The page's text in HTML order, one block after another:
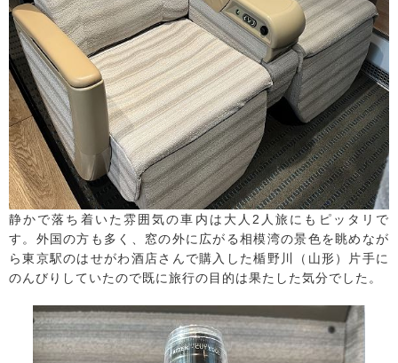
静かで落ち着いた雰囲気の車内は大人2人旅にもピッタリで
す。外国の方も多く、窓の外に広がる相模湾の景色を眺めなが
ら東京駅のはせがわ酒店さんで購入した楯野川（山形）片手に
のんびりしていたので既に旅行の目的は果たした気分でした。